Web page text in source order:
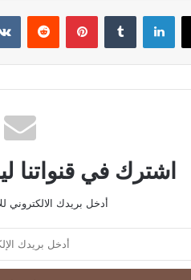
X لينكدإن بينتيريست
اشترك في قنواتنا
أدخل بريدك الالكتروني